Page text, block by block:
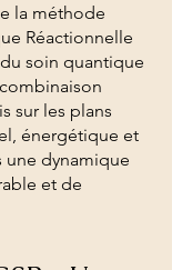
la méthode
Réactionnelle
du soin quantique
sur les plans
énergétique et
une dynamique
et de